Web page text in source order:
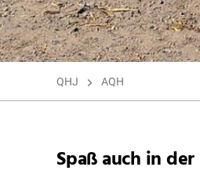
QHJ AQH
Spaß auch in